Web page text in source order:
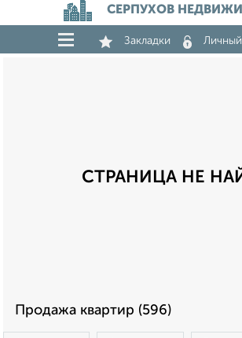
СЕРПУХОВ
Закладки
СТРАНИЦА НЕ
Продажа квартир (596)